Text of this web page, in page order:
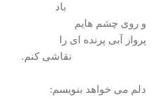
باد
و روی چشم هايم
پرواز آبی پرنده ای را
نقاشی كنم.
دلم می خواهد بنويسم: